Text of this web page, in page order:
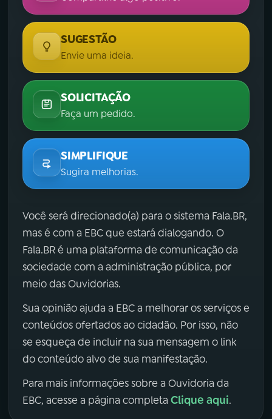
SUGESTÃO
Envie uma ideia.
SOLICITAÇÃO
Faça um pedido.
SIMPLIFIQUE
Sugira melhorias.
Você será direcionado(a) para o sistema Fala.BR,
mas é com a EBC que estará dialogando. O
Fala.BR é uma plataforma de comunicação da
sociedade com a administração pública, por
meio das Ouvidorias.
Sua opinião ajuda a EBC a melhorar os serviços e
conteúdos ofertados ao cidadão. Por isso, não
se esqueça de incluir na sua mensagem o link
do conteúdo alvo de sua manifestação.
Para mais informações sobre a Ouvidoria da
EBC, acesse a página completa Clique aqui.